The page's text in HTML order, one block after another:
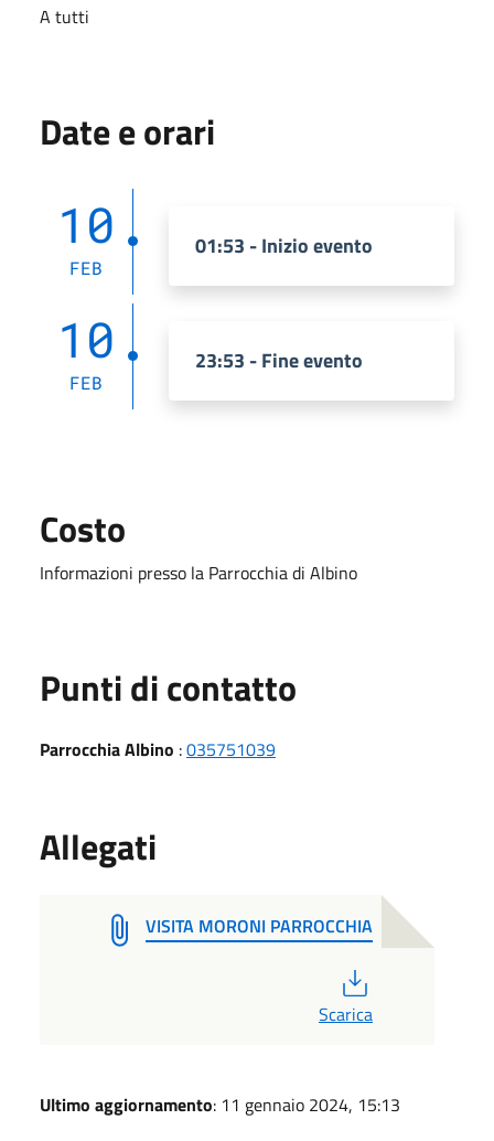
A tutti
Date e orari
10
FEB
01:53 - Inizio evento
10
FEB
23:53 - Fine evento
Costo
Informazioni presso la Parrocchia di Albino
Punti di contatto
Parrocchia Albino :035751039
Allegati
VISITA MORONI PARROCCHIA
Scarica
Ultimo aggiornamento: 11 gennaio 2024, 15:13